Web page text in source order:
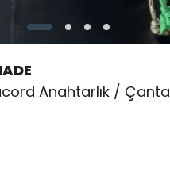
Anahtarlık / Çanta